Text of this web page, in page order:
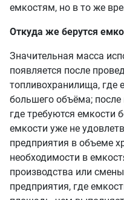
емкостям, но в то же
Откуда же берутся
Значительная масса
появляется после
топливохранилища,
большего объёма;
где требуются емкости
емкости уже не
предприятия в объеме
необходимости в
производства или
предприятия, где